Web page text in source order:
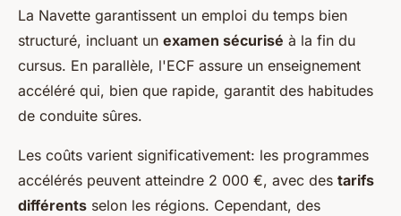
La Navette garantissent un emploi du temps bien
structuré, incluant un examen sécurisé à la fin du
cursus. En parallèle, l'ECF assure un enseignement
accéléré qui, bien que rapide, garantit des habitudes
de conduite sûres.
Les coûts varient significativement: les programmes
accélérés peuvent atteindre 2 000 €, avec des tarifs
différents selon les régions. Cependant, des